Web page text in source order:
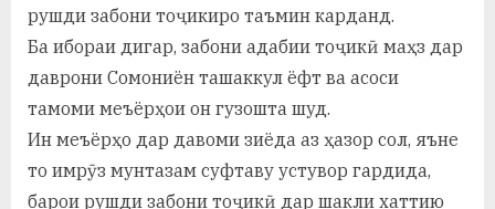
рушди забони тоҷикиро таъмин карданд.
Ба ибораи дигар, забони адабии тоҷикӣ маҳз дар
даврони Сомониён ташаккул ёфт ва асоси
тамоми меъёрҳои он гузошта шуд.
Ин меъёрҳо дар давоми зиёда аз ҳазор сол, яъне
то имрӯз мунтазам суфтаву устувор гардида,
барои рушди забони тоҷикӣ дар шакли хаттию